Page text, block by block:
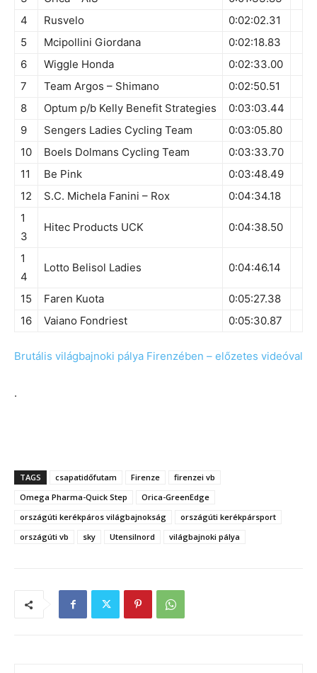
4
Rusvelo
0:02:02.31
5
Mcipollini Giordana
0:02:18.83
6
Wiggle Honda
0:02:33.00
7
Team Argos – Shimano
0:02:50.51
8
Optum p/b Kelly Benefit Strategies
0:03:03.44
9
Sengers Ladies Cycling Team
0:03:05.80
10
Boels Dolmans Cycling Team
0:03:33.70
11
Be Pink
0:03:48.49
12
S.C. Michela Fanini – Rox
0:04:34.18
1
3
Hitec Products UCK 0:04:38.50
1
4
Lotto Belisol Ladies 0:04:46.14
15 Faren Kuota
0:05:27.38
16
Vaiano Fondriest 0:05:30.87
Brutális világbajnoki pálya Firenzében – előzetes videóval
.
TAGS csapatidőfutam Firenze
firenzei vb
Omega Pharma-Quick Step
Orica-GreenEdge
országúti kerékpáros világbajnokság
országúti kerékpársport
országúti vb
sky Utensilnord világbajnoki pálya